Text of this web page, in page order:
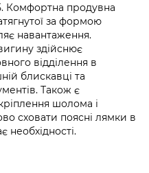
Комфортна продувна
за формою
навантаження.
здійснює
відділення в
блискавці та
Також є
шолома і
сховати поясні лямки в
необхідності.